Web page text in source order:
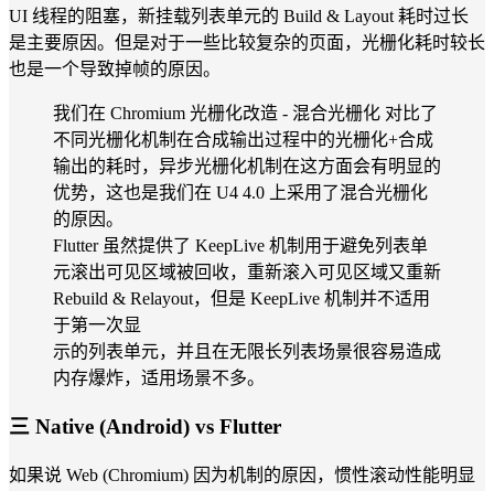
UI 线程的阻塞，新挂载列表单元的 Build & Layout 耗时过长
是主要原因。但是对于一些比较复杂的页面，光栅化耗时较长
也是一个导致掉帧的原因。
我们在 Chromium 光栅化改造 - 混合光栅化 对比了
不同光栅化机制在合成输出过程中的光栅化+合成
输出的耗时，异步光栅化机制在这方面会有明显的
优势，这也是我们在 U4 4.0 上采用了混合光栅化
的原因。
Flutter 虽然提供了 KeepLive 机制用于避免列表单
元滚出可见区域被回收，重新滚入可见区域又重新
Rebuild & Relayout，但是 KeepLive 机制并不适用
于第一次显
示的列表单元，并且在无限长列表场景很容易造成
内存爆炸，适用场景不多。
三 Native (Android) vs Flutter
如果说 Web (Chromium) 因为机制的原因，惯性滚动性能明显